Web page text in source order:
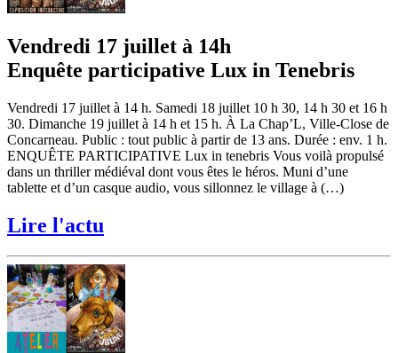
Vendredi 17 juillet à 14h
Enquête participative Lux in Tenebris
Vendredi 17 juillet à 14 h. Samedi 18 juillet 10 h 30, 14 h 30 et 16 h
30. Dimanche 19 juillet à 14 h et 15 h. À La Chap’L, Ville-Close de
Concarneau. Public : tout public à partir de 13 ans. Durée : env. 1 h.
ENQUÊTE PARTICIPATIVE Lux in tenebris Vous voilà propulsé
dans un thriller médiéval dont vous êtes le héros. Muni d’une
tablette et d’un casque audio, vous sillonnez le village à (…)
Lire l'actu